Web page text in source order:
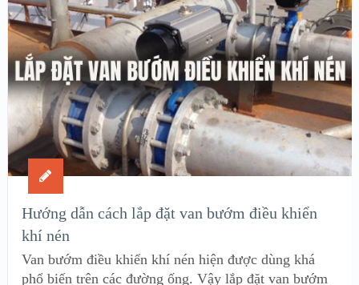
Hướng dẫn cách lắp đặt van bướm điều khiển
khí nén
Van bướm điều khiển khí nén hiện được dùng khá
phổ biến trên các đường ống. Vậy lắp đặt van bướm